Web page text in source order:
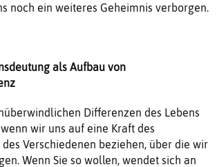
noch ein weiteres Geheimnis verborgen.
als Aufbau von
Differenzen des Lebens
wir uns auf eine Kraft des
Verschiedenen beziehen, über die wir
Wenn Sie so wollen, wendet sich an